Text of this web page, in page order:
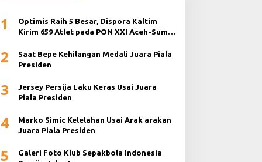
1
Optimis Raih 5 Besar, Dispora Kaltim
Kirim 659 Atlet pada PON XXI Aceh-Sumut
2
Saat Bepe Kehilangan Medali Juara Piala
Presiden
3
Jersey Persija Laku Keras Usai Juara
Piala Presiden
4
Marko Simic Kelelahan Usai Arak arakan
Juara Piala Presiden
5
Galeri Foto Klub Sepakbola Indonesia